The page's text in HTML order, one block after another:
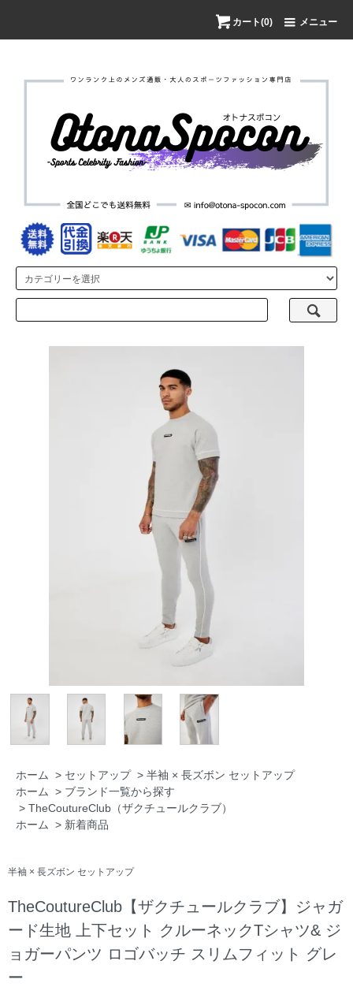
カート(0) メニュー
ホーム > セットアップ > 半袖 × 長ズボン セットアップ
ホーム
> ブランド一覧から探す
> TheCoutureClub（ザクチュールクラブ）
ホーム
> 新着商品
半袖 × 長ズボン セットアップ
TheCoutureClub【ザクチュールクラブ】ジャガ
ード生地 上下セット クルーネックTシャツ& ジ
ョガーパンツ ロゴバッチ スリムフィット グレ
ー